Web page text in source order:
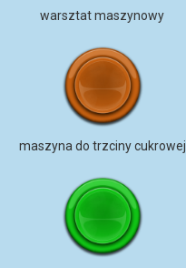
warsztat maszynowy
maszyna do trzciny cukrowej